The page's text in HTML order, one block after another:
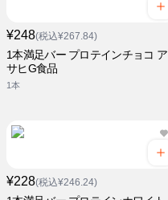
¥248(税込¥267.84)
1本満足バー プロテインチョコ ア
サヒG食品
1本
¥228(税込¥246.24)